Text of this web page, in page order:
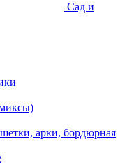
Сад и
арки, бордюрная